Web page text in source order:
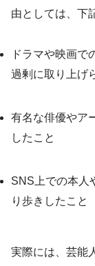
由としては、下
ドラマや映画で
過剰に取り上げ
有名な俳優やア
したこと
SNS上での本人
り歩きしたこと
実際には、芸能